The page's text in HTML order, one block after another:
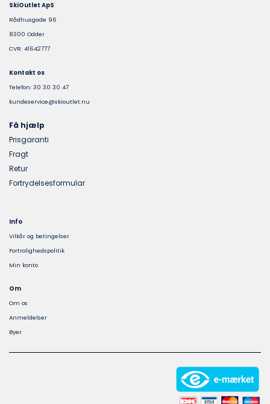
SkiOutlet ApS
Rådhusgade 96
8300 Odder
CVR: 41642777
Kontakt os
Telefon: 30 30 30 47
kundeservice@skioutlet.nu
Få hjælp
Prisgaranti
Fragt
Retur
Fortrydelsesformular
Info
Vilkår og betingelser
Fortrolighedspolitik
Min konto
Om
Om os
Anmeldelser
Byer